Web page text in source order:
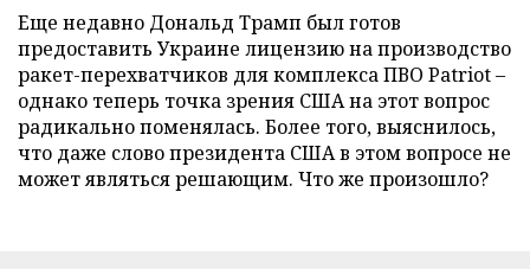
Еще недавно Дональд Трамп был готов
предоставить Украине лицензию на производство
ракет-перехватчиков для комплекса ПВО Patriot –
однако теперь точка зрения США на этот вопрос
радикально поменялась. Более того, выяснилось,
что даже слово президента США в этом вопросе не
может являться решающим. Что же произошло?